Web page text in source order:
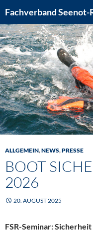
Inhalt
springen
Fachverband
ALLGEMEIN,NEWS,PRESSE
BOOT
2026
20. AUGUST 2025
FSR-Seminar: